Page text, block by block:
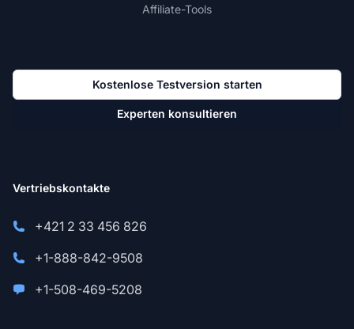
Affiliate-Tools
Kostenlose Testversion starten
Experten konsultieren
Vertriebskontakte
+421 2 33 456 826
+1-888-842-9508
+1-508-469-5208